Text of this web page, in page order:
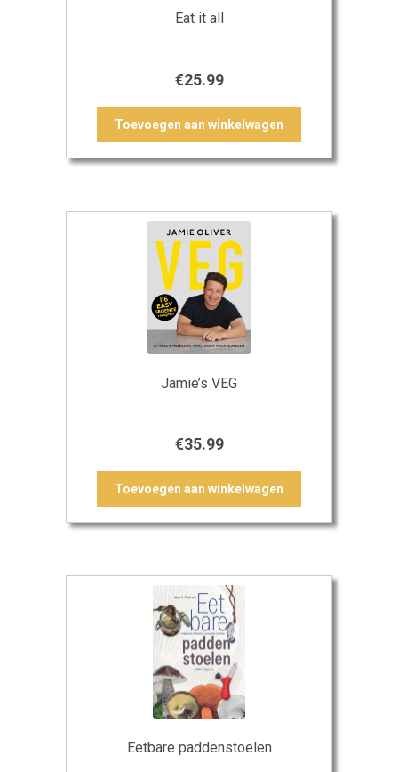
Eat it all
€25.99
Toevoegen aan winkelwagen
Jamie’s VEG
€35.99
Toevoegen aan winkelwagen
Eetbare paddenstoelen